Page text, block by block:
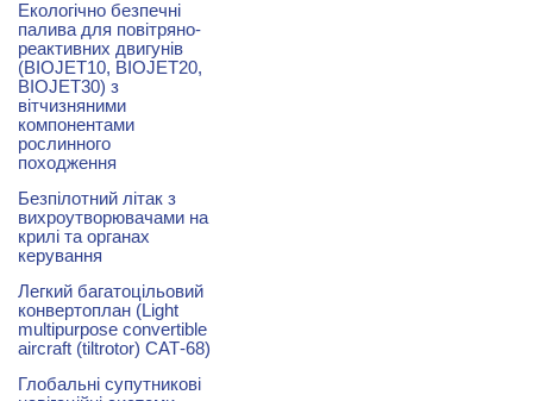
Екологічно безпечні
палива для повітряно-
реактивних двигунів
(BIOJET10, BIOJET20,
BIOJET30) з
вітчизняними
компонентами
рослинного
походження
Безпілотний літак з
вихроутворювачами на
крилі та органах
керування
Легкий багатоцільовий
конвертоплан (Light
multipurpose convertible
aircraft (tiltrotor) САТ-68)
Глобальні супутникові